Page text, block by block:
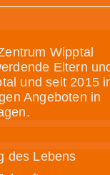
Wipptal
Eltern
und seit 2015
Angeboten in
des Lebens